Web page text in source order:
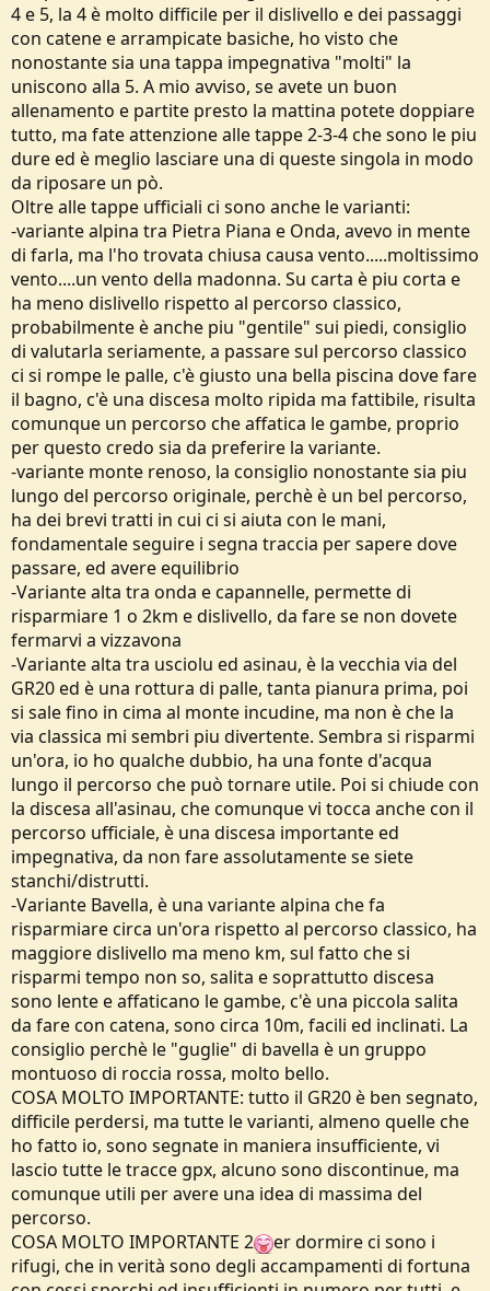
4 e 5, la 4 è molto difficile per il dislivello e dei passaggi
con catene e arrampicate basiche, ho visto che
nonostante sia una tappa impegnativa "molti" la
uniscono alla 5. A mio avviso, se avete un buon
allenamento e partite presto la mattina potete doppiare
tutto, ma fate attenzione alle tappe 2-3-4 che sono le piu
dure ed è meglio lasciare una di queste singola in modo
da riposare un pò.
Oltre alle tappe ufficiali ci sono anche le varianti:
-variante alpina tra Pietra Piana e Onda, avevo in mente
di farla, ma l'ho trovata chiusa causa vento.....moltissimo
vento....un vento della madonna. Su carta è piu corta e
ha meno dislivello rispetto al percorso classico,
probabilmente è anche piu "gentile" sui piedi, consiglio
di valutarla seriamente, a passare sul percorso classico
ci si rompe le palle, c'è giusto una bella piscina dove fare
il bagno, c'è una discesa molto ripida ma fattibile, risulta
comunque un percorso che affatica le gambe, proprio
per questo credo sia da preferire la variante.
-variante monte renoso, la consiglio nonostante sia piu
lungo del percorso originale, perchè è un bel percorso,
ha dei brevi tratti in cui ci si aiuta con le mani,
fondamentale seguire i segna traccia per sapere dove
passare, ed avere equilibrio
-Variante alta tra onda e capannelle, permette di
risparmiare 1 o 2km e dislivello, da fare se non dovete
fermarvi a vizzavona
-Variante alta tra usciolu ed asinau, è la vecchia via del
GR20 ed è una rottura di palle, tanta pianura prima, poi
si sale fino in cima al monte incudine, ma non è che la
via classica mi sembri piu divertente. Sembra si risparmi
un'ora, io ho qualche dubbio, ha una fonte d'acqua
lungo il percorso che può tornare utile. Poi si chiude con
la discesa all'asinau, che comunque vi tocca anche con il
percorso ufficiale, è una discesa importante ed
impegnativa, da non fare assolutamente se siete
stanchi/distrutti.
-Variante Bavella, è una variante alpina che fa
risparmiare circa un'ora rispetto al percorso classico, ha
maggiore dislivello ma meno km, sul fatto che si
risparmi tempo non so, salita e soprattutto discesa
sono lente e affaticano le gambe, c'è una piccola salita
da fare con catena, sono circa 10m, facili ed inclinati. La
consiglio perchè le "guglie" di bavella è un gruppo
montuoso di roccia rossa, molto bello.
COSA MOLTO IMPORTANTE: tutto il GR20 è ben segnato,
difficile perdersi, ma tutte le varianti, almeno quelle che
ho fatto io, sono segnate in maniera insufficiente, vi
lascio tutte le tracce gpx, alcuno sono discontinue, ma
comunque utili per avere una idea di massima del
percorso.
COSA MOLTO IMPORTANTE 2
er dormire ci sono i
rifugi, che in verità sono degli accampamenti di fortuna